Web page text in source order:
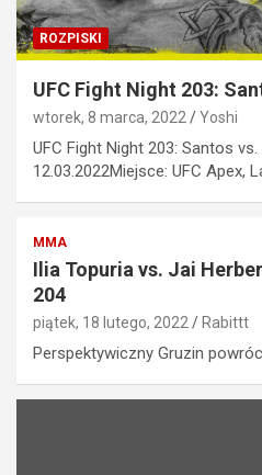
ROZPISKI
UFC Fight Night 203:
wtorek, 8 marca, 2022 Yoshi
UFC Fight Night 203: Santos vs.
12.03.2022Miejsce: UFC Apex,
MMA
Ilia Topuria vs. Jai
204
piątek, 18 lutego, 2022 Rabittt
Perspektywiczny Gruzin